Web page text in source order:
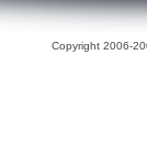
Copyright 2006-